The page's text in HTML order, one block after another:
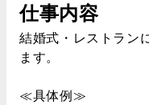
仕事内容
結婚式・レストラン
ます。
≪具体例≫